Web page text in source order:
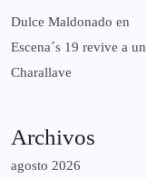
Dulce Maldonado en
Escena´s 19 revive a
Charallave
Archivos
agosto 2026